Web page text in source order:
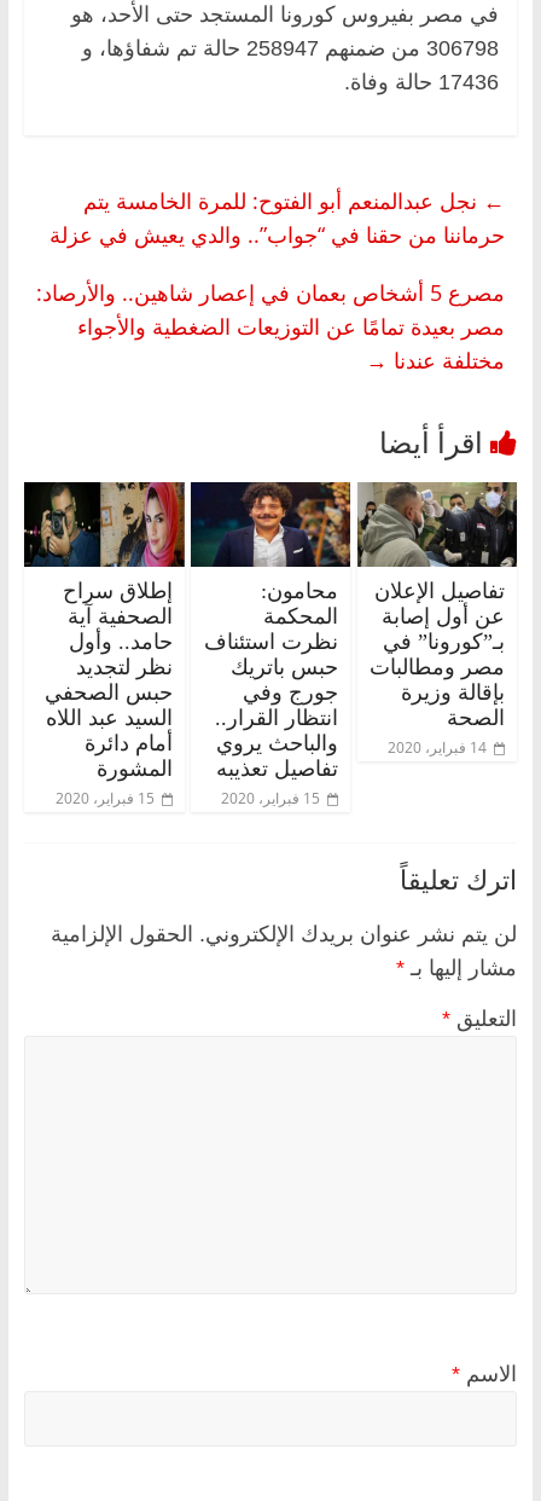
في مصر بفيروس كورونا المستجد حتى الأحد، هو
306798 من ضمنهم 258947 حالة تم شفاؤها، و
17436 حالة وفاة.
← نجل عبدالمنعم أبو الفتوح: للمرة الخامسة يتم
حرماننا من حقنا في “جواب”.. والدي يعيش في عزلة
مصرع 5 أشخاص بعمان في إعصار شاهين.. والأرصاد:
مصر بعيدة تمامًا عن التوزيعات الضغطية والأجواء
مختلفة عندنا →
تفاصيل الإعلان
عن أول إصابة
بـ”كورونا” في
مصر ومطالبات
بإقالة وزيرة
الصحة
14 فبراير، 2020
محامون:
المحكمة
نظرت استئناف
حبس باتريك
جورج وفي
انتظار القرار..
والباحث يروي
تفاصيل تعذيبه
15 فبراير، 2020
إطلاق سراح
الصحفية آية
حامد.. وأول
نظر لتجديد
حبس الصحفي
السيد عبد اللاه
أمام دائرة
المشورة
15 فبراير، 2020
اترك تعليقاً
لن يتم نشر عنوان بريدك الإلكتروني. الحقول الإلزامية
مشار إليها بـ *
التعليق *
الاسم *